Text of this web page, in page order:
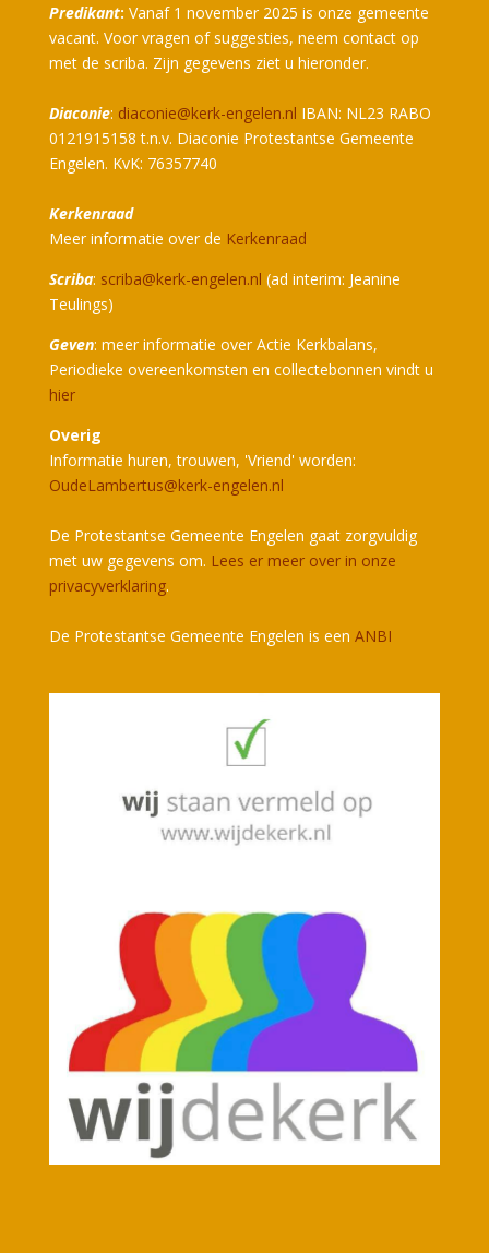
Predikant: Vanaf 1 november 2025 is onze gemeente
vacant. Voor vragen of suggesties, neem contact op
met de scriba. Zijn gegevens ziet u hieronder.
Diaconie: diaconie@kerk-engelen.nl IBAN: NL23 RABO
0121915158 t.n.v. Diaconie Protestantse Gemeente
Engelen. KvK: 76357740
Kerkenraad
Meer informatie over de Kerkenraad
Scriba: scriba@kerk-engelen.nl (ad interim: Jeanine
Teulings)
Geven: meer informatie over Actie Kerkbalans,
Periodieke overeenkomsten en collectebonnen vindt u
hier
Overig
Informatie huren, trouwen, 'Vriend' worden:
OudeLambertus@kerk-engelen.nl
De Protestantse Gemeente Engelen gaat zorgvuldig
met uw gegevens om. Lees er meer over in onze
privacyverklaring.
De Protestantse Gemeente Engelen is een ANBI